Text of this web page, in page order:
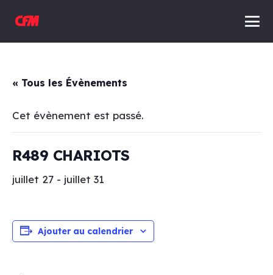
« Tous les Évènements
Cet évènement est passé.
R489 CHARIOTS
juillet 27 - juillet 31
Ajouter au calendrier